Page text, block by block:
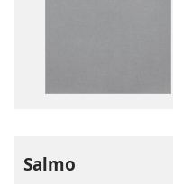
Salmo